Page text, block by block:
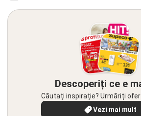
Descoperiți ce e
Căutați inspirație? Urmăriți
Vezi mai mult